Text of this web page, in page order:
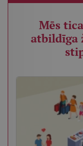
Mēs
atbildīga